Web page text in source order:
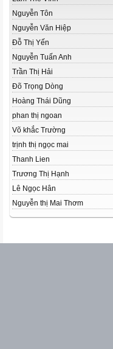
Nguyễn Tôn
Nguyễn Văn Hiệp
Đỗ Thị Yến
Nguyễn Tuấn Anh
Trần Thị Hải
Đõ Trọng Dòng
Hoàng Thái Dũng
phan thị ngoan
Võ khắc Trường
trịnh thị ngọc mai
Thanh Lien
Trương Thị Hạnh
Lê Ngọc Hân
Nguyễn thị Mai Thơm